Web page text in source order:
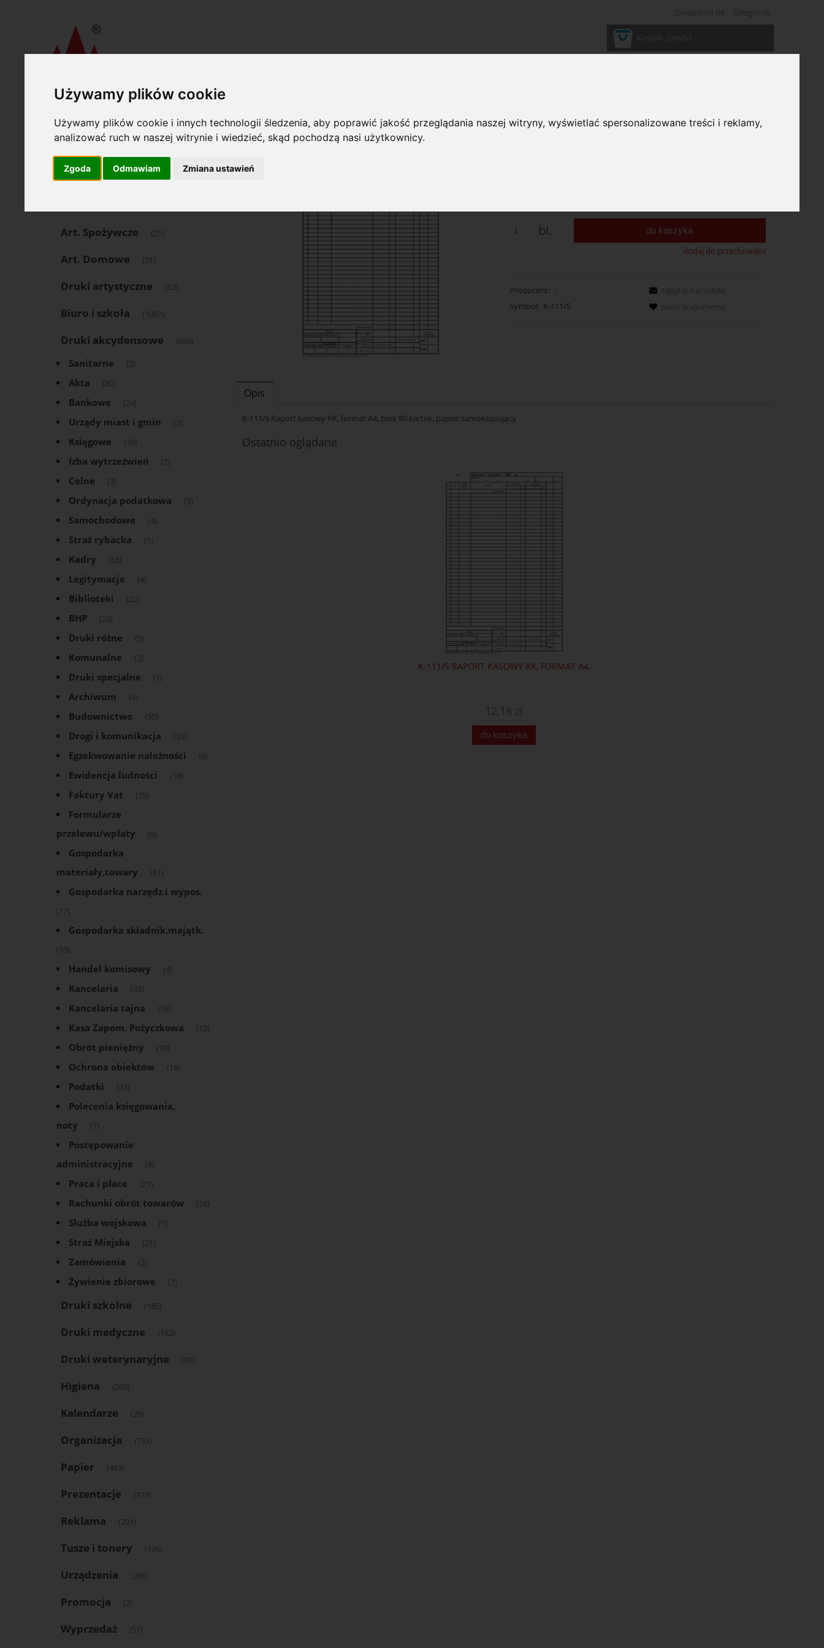
Używamy plików cookie
Używamy plików cookie i innych technologii śledzenia, aby poprawić jakość przeglądania naszej witryny, wyświetlać spersonalizowane treści i reklamy,
analizować ruch w naszej witrynie i wiedzieć, skąd pochodzą nasi użytkownicy.
Zgoda Odmawiam Zmiana ustawień
Wydawnictwa Akcydensowe S. A. Druki akcydensowe
Oferta
Art. Papiernicze (553)
Art. Spożywcze (21)
Art. Domowe (21)
Druki artystyczne (53)
Biuro i szkoła (1097)
Druki akcydensowe (659)
Sanitarne (2)
Akta (30)
Bankowe (24)
Urządy miast i gmin (2)
Księgowe (38)
Izba wytrzeźwień (2)
Celne (3)
Ordynacja podatkowa (5)
Samochodowe (4)
Straż rybacka (1)
Kadry (65)
Legitymacje (4)
Biblioteki (22)
BHP (23)
Druki różne (5)
Komunalne (2)
Druki specjalne (1)
Archiwum (4)
Budownictwo (30)
Drogi i komunikacja (39)
Egzekwowanie należności (6)
Ewidencja ludności (18)
Faktury Vat (15)
Formularze
przelewu/wpłaty
(9)
Gospodarka
materiały,towary
(51)
Gospodarka narzędz.i wypos.
(17)
Gospodarka składnik.majątk.
(10)
Handel komisowy (4)
Kancelaria (35)
Kancelaria tajna (18)
Kasa Zapom. Pożyczkowa (12)
Obrót pieniężny (10)
Ochrona obiektów (18)
Podatki (33)
Polecenia księgowania,
noty
(7)
Postępowanie
administracyjne
(8)
Praca i płace (21)
Rachunki obrót towarów (28)
Służba wojskowa (1)
Straż Miejska (21)
Zamówienia (2)
Żywienie zbiorowe (7)
Druki szkolne (185)
Druki medyczne (182)
Druki weterynaryjne (90)
Higiena (205)
Kalendarze (26)
Organizacja (753)
Papier (483)
Prezentacje (373)
Reklama (291)
Tusze i tonery (136)
Urządzenia (289)
Promocja (2)
Wyprzedaż (51)
K-111/s Raport kasowy RK, format A4
bl. do koszyka
dodaj do przechowalni
Producent: -
Symbol: K-111/S
Opis
K-111/s Raport kasowy RK, format A4, blok 80 kartek, papier samokopiujący
Ostatnio oglądane
K-111/S RAPORT KASOWY RK, FORMAT A4,
do koszyka